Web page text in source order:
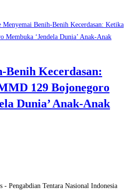
Benih Kecerdasan:
129 Bojonegoro
Dunia’ Anak-Anak
- Pengabdian Tentara Nasional Indonesia